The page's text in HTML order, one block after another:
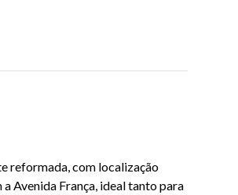
reformada, com localização
Avenida França, ideal tanto para